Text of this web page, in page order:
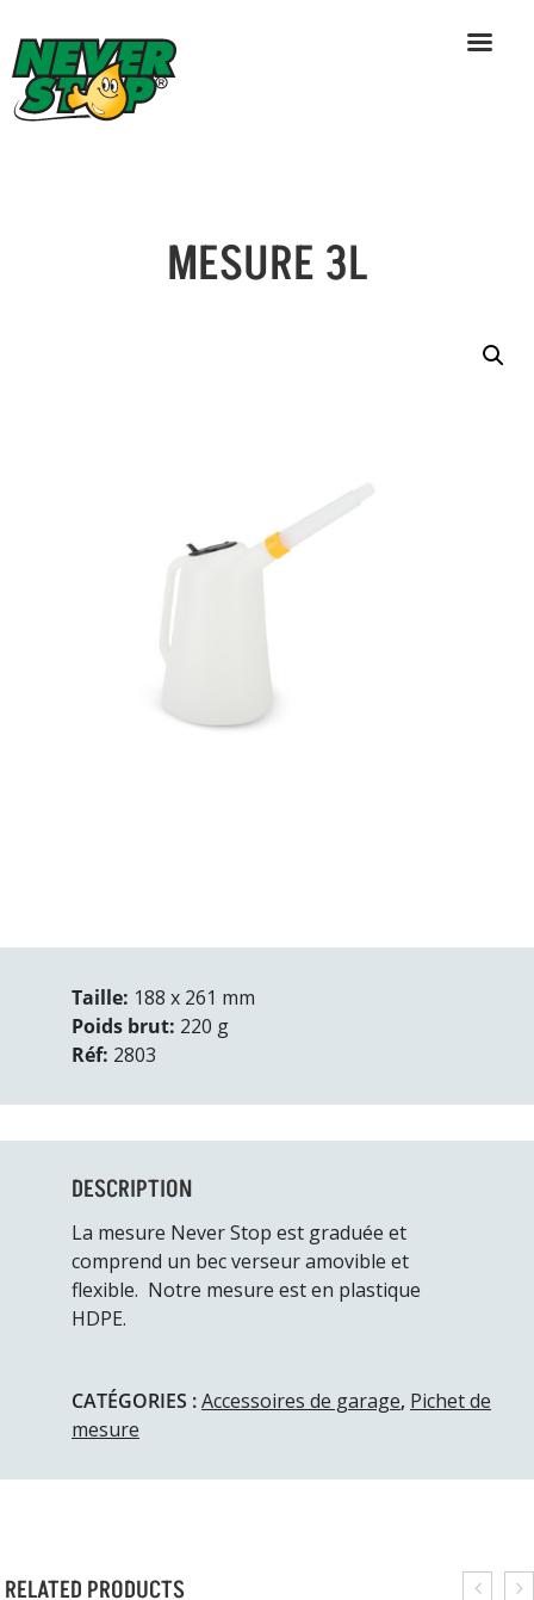
MESURE 3L
Taille: 188 x 261 mm
Poids brut: 220 g
Réf: 2803
DESCRIPTION
La mesure Never Stop est graduée et
comprend un bec verseur amovible et
flexible. Notre mesure est en plastique
HDPE.
CATÉGORIES :Accessoires de garage, Pichet de
mesure
RELATED PRODUCTS